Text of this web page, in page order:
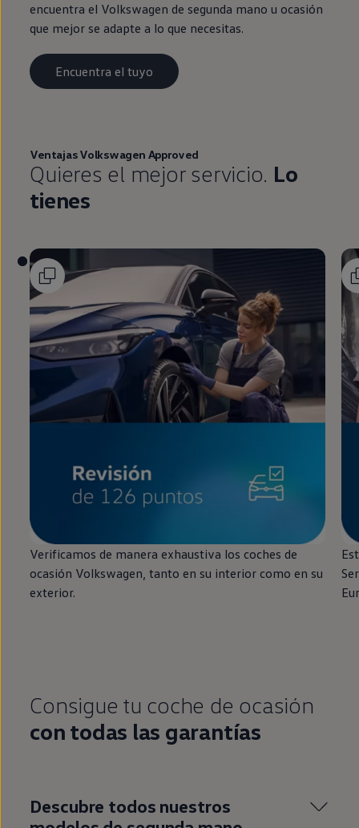
encuentra el Volkswagen de segunda mano u ocasión
que mejor se adapte a lo que necesitas.
Encuentra el tuyo
Ventajas Volkswagen Approved
Quieres el mejor servicio. Lo
tienes
Verificamos de manera exhaustiva los coches de
ocasión Volkswagen, tanto en su interior como en su
exterior.
Consigue tu coche de ocasión
con todas las garantías
Descubre todos nuestros